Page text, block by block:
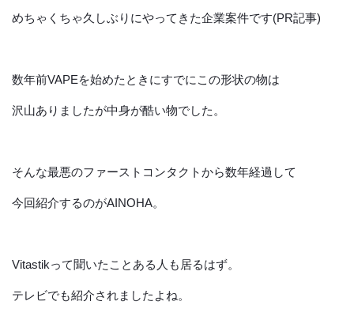
めちゃくちゃ久しぶりにやってきた企業案件です(PR記事)
数年前VAPEを始めたときにすでにこの形状の物は
沢山ありましたが中身が酷い物でした。
そんな最悪のファーストコンタクトから数年経過して
今回紹介するのがAINOHA。
Vitastikって聞いたことある人も居るはず。
テレビでも紹介されましたよね。